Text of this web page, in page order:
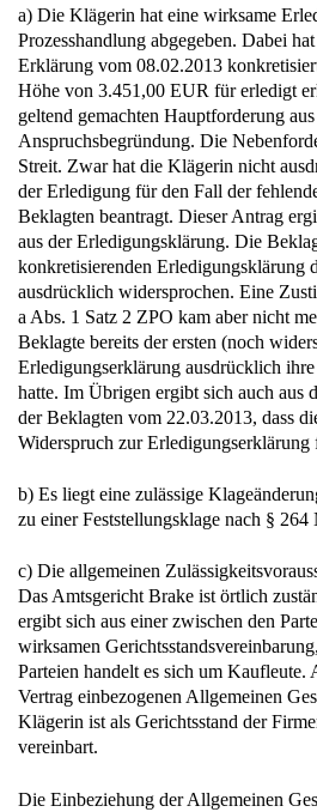
a) Die Klägerin hat eine wirksame
Prozesshandlung abgegeben. Dabei
Erklärung vom 08.02.2013
Höhe von 3.451,00 EUR für erledigt
geltend gemachten Hauptforderung
Anspruchsbegründung. Die
Streit. Zwar hat die Klägerin nicht
der Erledigung für den Fall der
Beklagten beantragt. Dieser Antrag
aus der Erledigungsklärung. Die
konkretisierenden Erledigungsklärung
ausdrücklich widersprochen. Eine
a Abs. 1 Satz 2 ZPO kam aber nicht
Beklagte bereits der ersten (noch
Erledigungserklärung ausdrücklich
hatte. Im Übrigen ergibt sich auch aus
der Beklagten vom 22.03.2013, dass
Widerspruch zur Erledigungserklärung
b) Es liegt eine zulässige
zu einer Feststellungsklage nach §
c) Die allgemeinen
Das Amtsgericht Brake ist örtlich
ergibt sich aus einer zwischen den
wirksamen
Parteien handelt es sich um Kaufleute.
Vertrag einbezogenen Allgemeinen
Klägerin ist als Gerichtsstand der
vereinbart.
Die Einbeziehung der Allgemeinen